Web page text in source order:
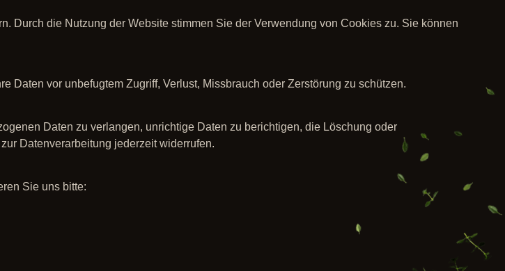
Durch die Nutzung der Website stimmen Sie der Verwendung von Cookies zu. Sie können
Daten vor unbefugtem Zugriff, Verlust, Missbrauch oder Zerstörung zu schützen.
Daten zu verlangen, unrichtige Daten zu berichtigen, die Löschung oder
Datenverarbeitung jederzeit widerrufen.
Sie uns bitte: